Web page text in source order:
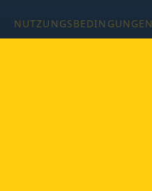
NUTZUNGSBEDINGUNGEN